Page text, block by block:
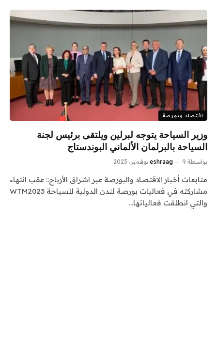
اقتصاد وبورصة
وزير السياحة يتوجه لبرلين ويلتقى برئيس لجنة
السياحة بالبرلمان الألماني البوندستاج
بواسطة eshraag 9 نوفمبر، 2023
متابعات أخبار الاقتصاد والبورصة عبر اشراق الأرباح:: عقب انتهاء
مشاركته في فعاليات بورصة لندن الدولية للسياحة WTM2023
والتي انطلقت فعالياتها…